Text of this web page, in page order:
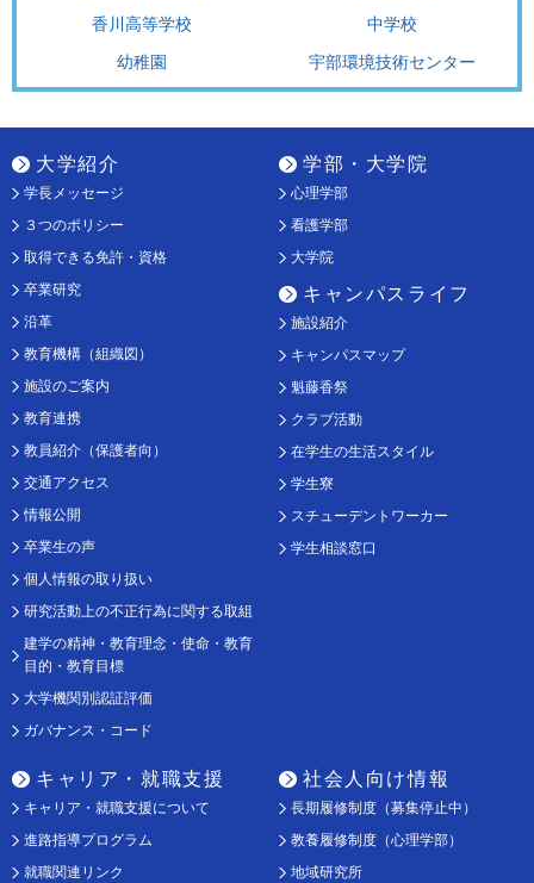
香川高等学校
中学校
幼稚園
宇部環境技術センター
大学紹介
学長メッセージ
３つのポリシー
取得できる免許・資格
卒業研究
沿革
教育機構（組織図）
施設のご案内
教育連携
教員紹介（保護者向）
交通アクセス
情報公開
卒業生の声
個人情報の取り扱い
研究活動上の不正行為に関する取組
建学の精神・教育理念・使命・教育
目的・教育目標
大学機関別認証評価
ガバナンス・コード
学部・大学院
心理学部
看護学部
大学院
キャンパスライフ
施設紹介
キャンパスマップ
魁藤香祭
クラブ活動
在学生の生活スタイル
学生寮
スチューデントワーカー
学生相談窓口
キャリア・就職支援
キャリア・就職支援について
進路指導プログラム
就職関連リンク
社会人向け情報
長期履修制度（募集停止中）
教養履修制度（心理学部）
地域研究所